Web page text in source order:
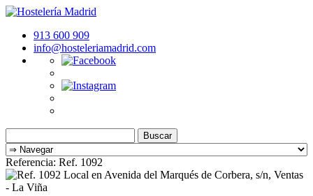
913 600 909
info@hosteleriamadrid.com
Referencia: Ref. 1092